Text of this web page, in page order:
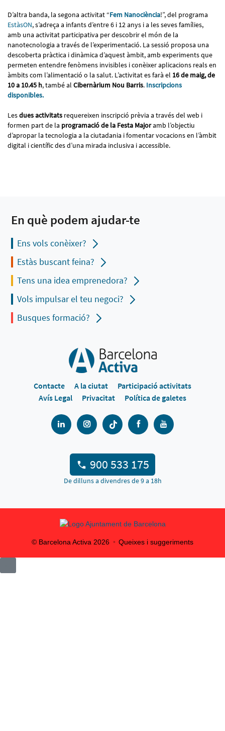
D’altra banda, la segona activitat “Fem Nanociència!”, del programa
EstàsON, s’adreça a infants d’entre 6 i 12 anys i a les seves famílies,
amb una activitat participativa per descobrir el món de la
nanotecnologia a través de l’experimentació. La sessió proposa una
descoberta pràctica i dinàmica d’aquest àmbit, amb experiments que
permeten entendre fenòmens invisibles i conèixer aplicacions reals en
àmbits com l’alimentació o la salut. L’activitat es farà el 16 de maig, de
10 a 10.45 h, també al Cibernàrium Nou Barris. Inscripcions
disponibles.
Lesdues activitats requereixen inscripció prèvia a través del web i
formen part de la programació de la Festa Majoramb l’objectiu
d’apropar la tecnologia a la ciutadania i fomentar vocacions en l’àmbit
digital i científic des d’una mirada inclusiva i accessible.
En què podem ajudar-te
Ens vols conèixer?
Estàs buscant feina?
Tens una idea emprenedora?
Vols impulsar el teu negoci?
Busques formació?
Contacte A la ciutat
Participació activitats
Avís Legal
Privacitat Política de galetes
900 533 175
De dilluns a divendres de 9 a 18h
© Barcelona Activa 2026 Queixes i suggeriments